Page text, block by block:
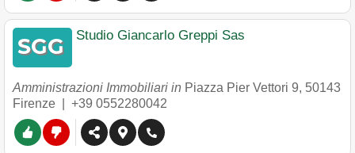
Studio Giancarlo Greppi Sas
Amministrazioni Immobiliari in Piazza Pier Vettori 9, 50143
Firenze
+39 0552280042